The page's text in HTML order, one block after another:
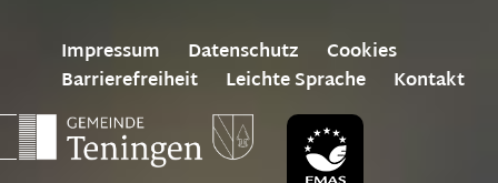
Impressum Datenschutz
Cookies
Barrierefreiheit
Leichte Sprache Kontakt